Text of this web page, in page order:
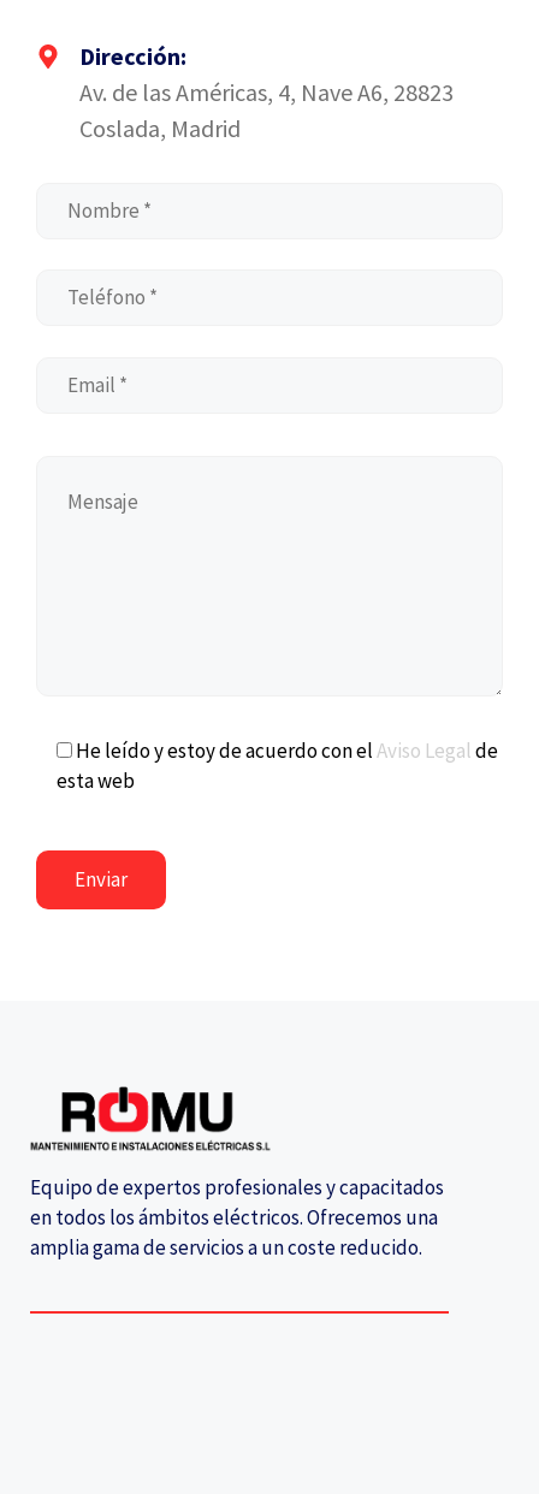
Dirección:
Av. de las Américas, 4, Nave A6, 28823
Coslada, Madrid
He leído y estoy de acuerdo con elAviso Legalde
esta web
Equipo de expertos profesionales y capacitados
en todos los ámbitos eléctricos. Ofrecemos una
amplia gama de servicios a un coste reducido.